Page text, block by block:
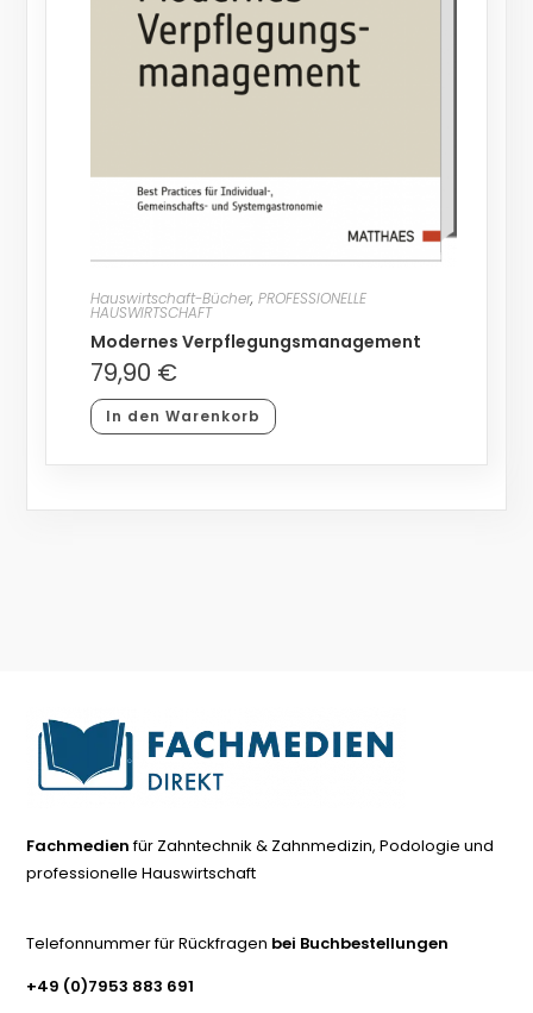
Hauswirtschaft-Bücher, PROFESSIONELLE
HAUSWIRTSCHAFT
Modernes Verpflegungsmanagement
79,90 €
In den Warenkorb
Fachmedienfür Zahntechnik & Zahnmedizin, Podologie und
professionelle Hauswirtschaft
Telefonnummer für Rückfragen bei Buchbestellungen
+49 (0)7953 883 691